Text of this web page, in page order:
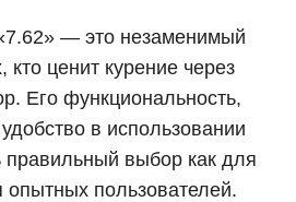
— это незаменимый
кто ценит курение через
Его функциональность,
в использовании
правильный выбор как для
опытных пользователей.